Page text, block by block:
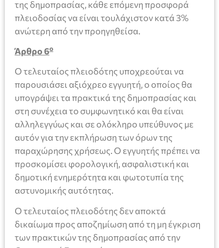
της δημοπρασίας, κάθε επόμενη προσφορά
πλειοδοσίας να είναι τουλάχιστον κατά 3%
ανώτερη από την προηγηθείσα.
Άρθρο 6ο
Ο τελευταίος πλειοδότης υποχρεούται να
παρουσιάσει αξιόχρεο εγγυητή, ο οποίος θα
υπογράψει τα πρακτικά της δημοπρασίας και
στη συνέχεια το συμφωνητικό και θα είναι
αλληλεγγύως και σε ολόκληρο υπεύθυνος με
αυτόν για την εκπλήρωση των όρων της
παραχώρησης χρήσεως. Ο εγγυητής πρέπει να
προσκομίσει φορολογική, ασφαλιστική και
δημοτική ενημερότητα και φωτοτυπία της
αστυνομικής αυτότητας.
Ο τελευταίος πλειοδότης δεν αποκτά
δικαίωμα προς αποζημίωση από τη μη έγκριση
των πρακτικών της δημοπρασίας από την